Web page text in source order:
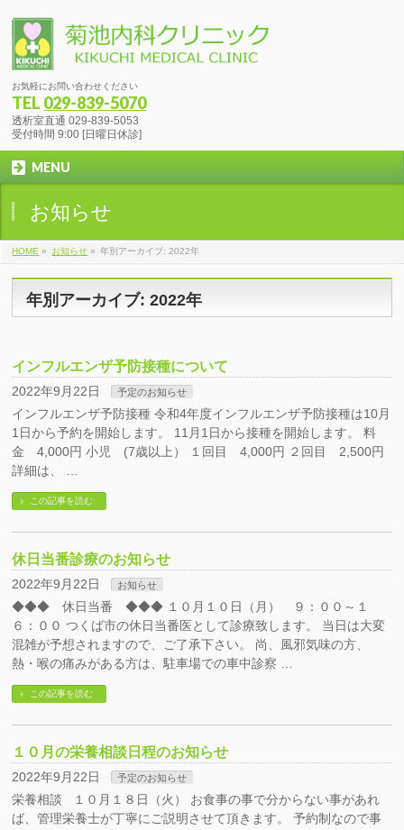
お気軽にお問い合わせください
TEL 029-839-5070
透析室直通 029-839-5053
受付時間 9:00 [日曜日休診]
MENU
お知らせ
HOME » お知らせ » 年別アーカイブ: 2022年
年別アーカイブ: 2022年
インフルエンザ予防接種について
2022年9月22日 予定のお知らせ
インフルエンザ予防接種 令和4年度インフルエンザ予防接種は10月
1日から予約を開始します。 11月1日から接種を開始します。 料
金 4,000円 小児 (7歳以上） １回目 4,000円 ２回目 2,500円
詳細は、 …
この記事を読む
休日当番診療のお知らせ
2022年9月22日 お知らせ
◆◆◆ 休日当番 ◆◆◆ １０月１０日（月） ９：００～１
６：００ つくば市の休日当番医として診療致します。 当日は大変
混雑が予想されますので、ご了承下さい。 尚、風邪気味の方、
熱・喉の痛みがある方は、駐車場での車中診察 …
この記事を読む
１０月の栄養相談日程のお知らせ
2022年9月22日 予定のお知らせ
栄養相談 １０月１８日（火） お食事の事で分からない事があれ
ば、管理栄養士が丁寧にご説明させて頂きます。 予約制なので事